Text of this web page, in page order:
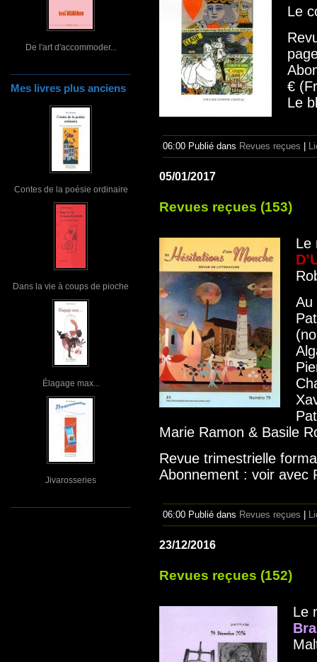
De l'art d'accommoder...
Mes livres plus anciens
Contes de la poésie ordinaire
Dans la vie à coups de pioche
Élagage max...
Jivarosseries
Le
€
Le
06:00 Publié dans Revues reçues
05/01/2017
Revues reçues (153)
Le
Au
Marie Ramon & Basile
Revue trimestrielle
Abonnement : voir avec
06:00 Publié dans Revues reçues
23/12/2016
Revues reçues (152)
Le